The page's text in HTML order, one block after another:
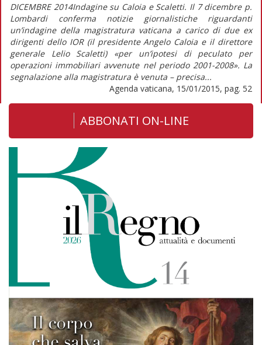
DICEMBRE 2014Indagine su Caloia e Scaletti. Il 7 dicembre p.
Lombardi conferma notizie giornalistiche riguardanti
un’indagine della magistratura vaticana a carico di due ex
dirigenti dello IOR (il presidente Angelo Caloia e il direttore
generale Lelio Scaletti) «per un’ipotesi di peculato per
operazioni immobiliari avvenute nel periodo 2001-2008». La
segnalazione alla magistratura è venuta – precisa...
Agenda vaticana, 15/01/2015, pag. 52
ABBONATI ON-LINE